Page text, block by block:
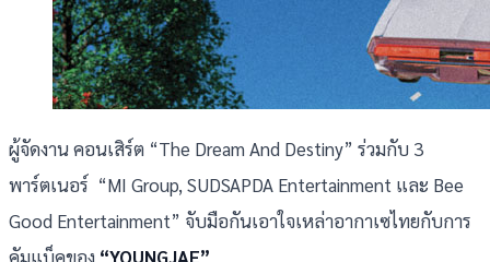
ผู้จัดงาน คอนเสิร์ต “The Dream And Destiny” ร่วมกับ 3
พาร์ตเนอร์ “MI Group, SUDSAPDA Entertainment และ Bee
Good Entertainment” จับมือกันเอาใจเหล่าอากาเซไทยกับการ
คัมแบ็คของ “YOUNGJAE”